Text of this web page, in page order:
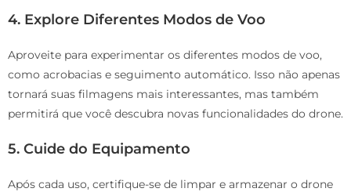
4. Explore Diferentes Modos de Voo
Aproveite para experimentar os diferentes modos de voo,
como acrobacias e seguimento automático. Isso não apenas
tornará suas filmagens mais interessantes, mas também
permitirá que você descubra novas funcionalidades do drone.
5. Cuide do Equipamento
Após cada uso, certifique-se de limpar e armazenar o drone